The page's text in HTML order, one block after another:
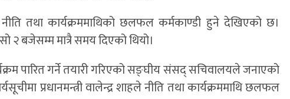
नीति तथा कार्यक्रममाथिको छलफल कर्मकाण्डी हुने देखिएको छ।
बजेसम्म मात्रै समय दिएको थियो।
पारित गर्ने तयारी गरिएको सङ्घीय संसद् सचिवालयले जनाएको
प्रधानमन्त्री वालेन्द्र शाहले नीति तथा कार्यक्रममाथि छलफल